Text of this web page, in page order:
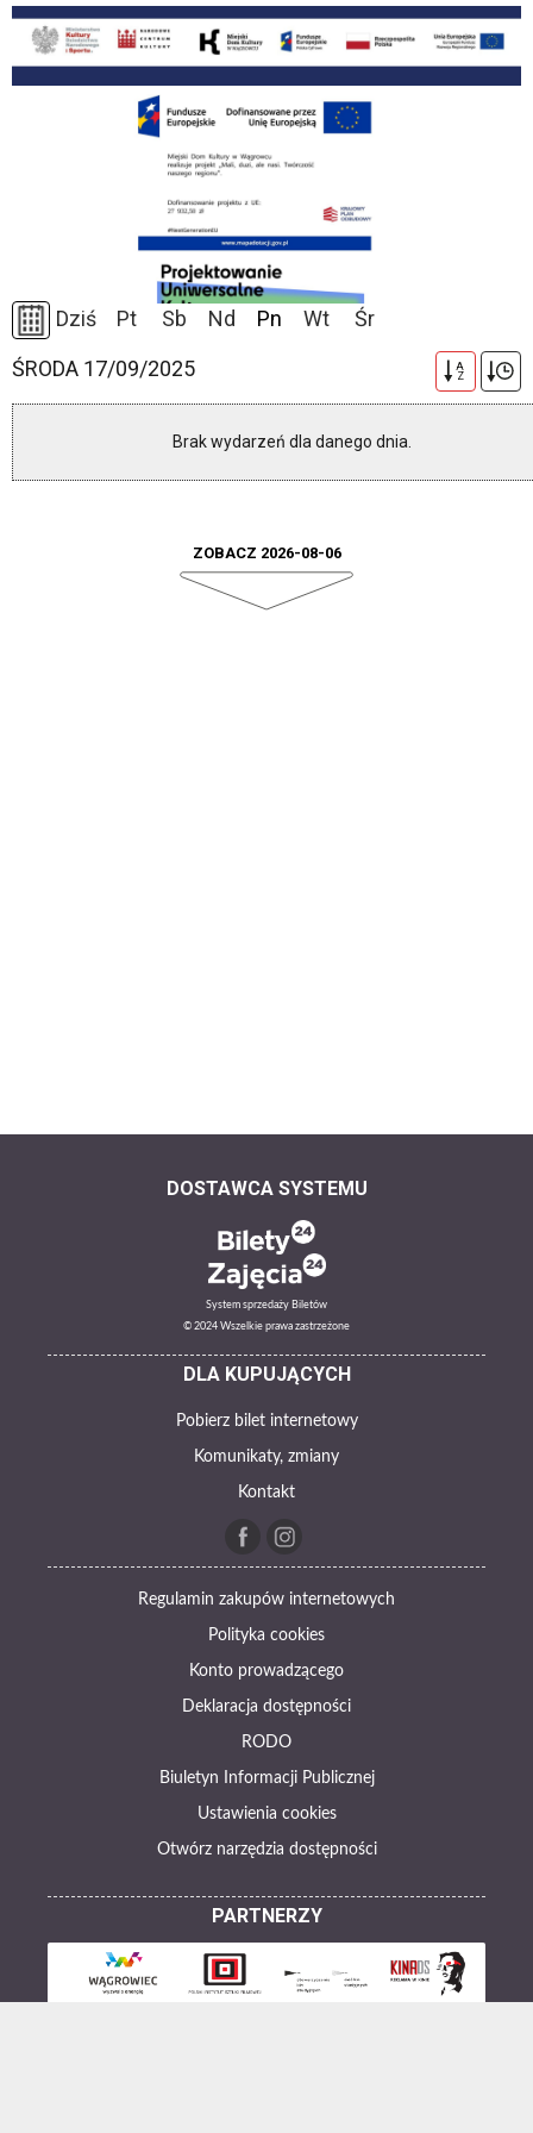
Dziś Pt Sb Nd Pn Wt
Śr
ŚRODA 17/09/2025
A
Z
Brak wydarzeń dla danego dnia.
ZOBACZ 2026-08-06
DOSTAWCA SYSTEMU
System sprzedaży Biletów
© 2024 Wszelkie prawa zastrzeżone
DLA KUPUJĄCYCH
Pobierz bilet internetowy
Komunikaty, zmiany
Kontakt
Regulamin zakupów internetowych
Polityka cookies
Konto prowadzącego
Deklaracja dostępności
RODO
Biuletyn Informacji Publicznej
Ustawienia cookies
Otwórz narzędzia dostępności
PARTNERZY